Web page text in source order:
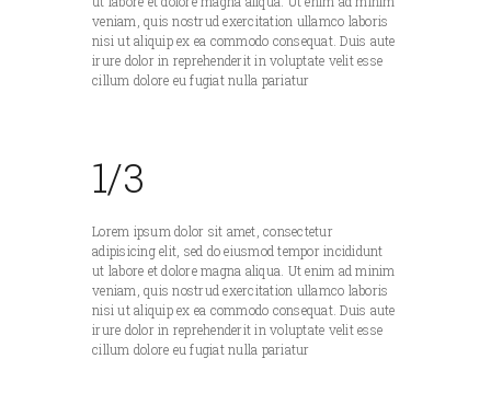
veniam, quis nostrud exercitation ullamco laboris
nisi ut aliquip ex ea commodo consequat. Duis aute
irure dolor in reprehenderit in voluptate velit esse
cillum dolore eu fugiat nulla pariatur
1/3
Lorem ipsum dolor sit amet, consectetur
adipisicing elit, sed do eiusmod tempor incididunt
ut labore et dolore magna aliqua. Ut enim ad minim
veniam, quis nostrud exercitation ullamco laboris
nisi ut aliquip ex ea commodo consequat. Duis aute
irure dolor in reprehenderit in voluptate velit esse
cillum dolore eu fugiat nulla pariatur